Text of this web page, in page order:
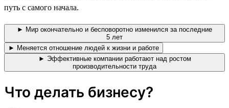
путь с самого начала.
► Мир окончательно и бесповоротно изменился за последние
5 лет
► Меняется отношение людей к жизни и работе
► Эффективные компании работают над ростом
производительности труда
Что делать бизнесу?